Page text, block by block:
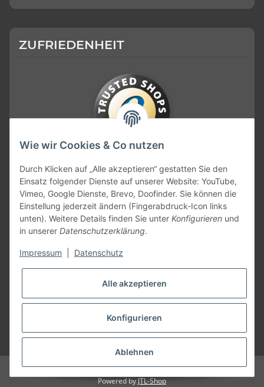
ZUFRIEDENHEIT
KONTAKT
* Alle Preise inkl. gesetzlicher USt., zzgl.Versand
© Copyright - Bastelspass24 • 2007 - 2026 Besucherzähler: 9862868
Powered byJTL-Shop
Wie wir Cookies & Co nutzen
Durch Klicken auf „Alle akzeptieren“ gestatten Sie den
Einsatz folgender Dienste auf unserer Website: YouTube,
Vimeo, Google Dienste, Brevo, Doofinder. Sie können die
Einstellung jederzeit ändern (Fingerabdruck-Icon links
unten). Weitere Details finden Sie unter Konfigurieren und
in unserer Datenschutzerklärung.
Impressum Datenschutz
Alle akzeptieren
Konfigurieren
Ablehnen